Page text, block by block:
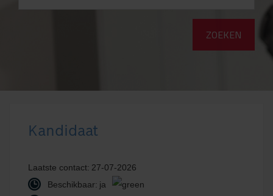
Kandidaat
Laatste contact: 27-07-2026
Beschikbaar: ja